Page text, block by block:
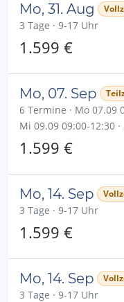
Mo, 31. Aug
3 Tage · 9-17 Uhr
1.599 €
Mo, 07. Sep
6 Termine · Mo 07.09
Mi 09.09 09:00-12:30
1.599 €
Mo, 14. Sep
3 Tage · 9-17 Uhr
1.599 €
Mo, 14. Sep
3 Tage · 9-17 Uhr